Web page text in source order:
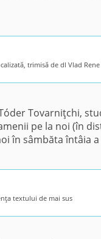
trimisă de dl Vlad Rene
Tovarniţchi,
pe la noi (în
în sâmbăta întâia
textului de mai sus